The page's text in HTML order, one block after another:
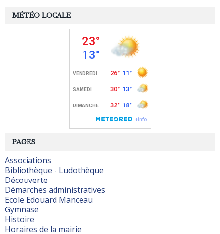
PAGES
Associations
Bibliothèque - Ludothèque
Découverte
Démarches administratives
Ecole Edouard Manceau
Gymnase
Histoire
Horaires de la mairie
MÉTÉO LOCALE